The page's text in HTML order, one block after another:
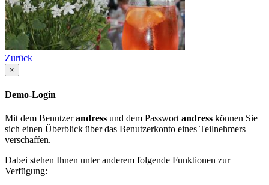
Zurück
×
Demo-Login
Mit dem Benutzerandress und dem Passwort andress können Sie
sich einen Überblick über das Benutzerkonto eines Teilnehmers
verschaffen.
Dabei stehen Ihnen unter anderem folgende Funktionen zur
Verfügung: